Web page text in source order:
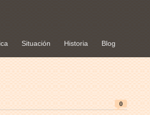
Situación Historia Blog
0